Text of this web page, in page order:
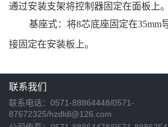
通过安装支架将控制器固定在面板上。
基座式：将8芯底座固定在35mm
接固定在安装板上。
联系我们
联系电话：0571-88864448/0571-
87672325/hzdldl@126.com